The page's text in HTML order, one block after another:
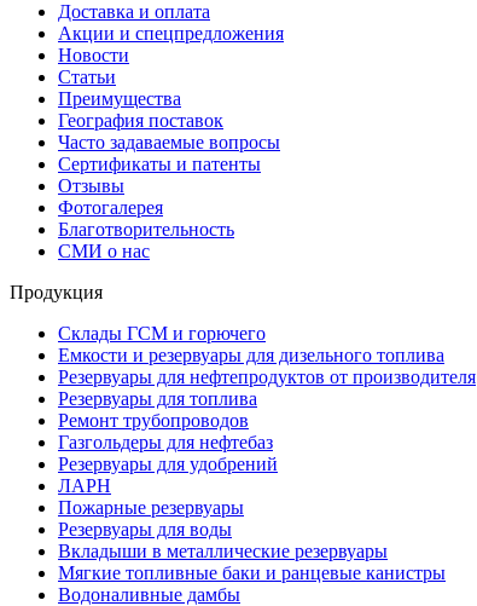
Доставка и оплата
Акции и спецпредложения
Новости
Статьи
Преимущества
География поставок
Часто задаваемые вопросы
Сертификаты и патенты
Отзывы
Фотогалерея
Благотворительность
СМИ о нас
Продукция
Склады ГСМ и горючего
Емкости и резервуары для дизельного топлива
Резервуары для нефтепродуктов от производителя
Резервуары для топлива
Ремонт трубопроводов
Газгольдеры для нефтебаз
Резервуары для удобрений
ЛАРН
Пожарные резервуары
Резервуары для воды
Вкладыши в металлические резервуары
Мягкие топливные баки и ранцевые канистры
Водоналивные дамбы